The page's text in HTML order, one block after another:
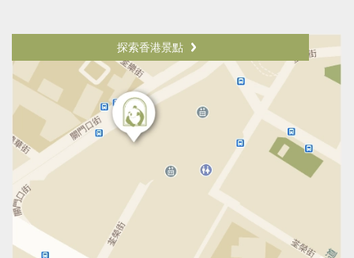
探索香港景點